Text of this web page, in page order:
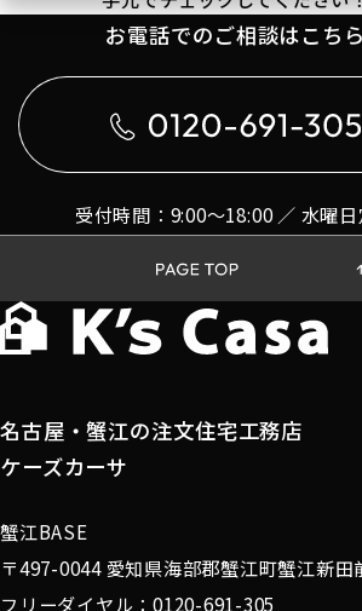
お電話でのご相談はこちら
受付時間：9:00〜18:00 ／ 水曜
名古屋・蟹江の注文住宅工務店
ケーズカーサ
蟹江BASE
〒497-0044 愛知県海部郡蟹江町蟹江新田
フリーダイヤル：0120-691-305